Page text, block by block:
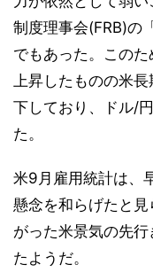
制度理事会(FRB)の
でもあった。この
上昇したものの米
下しており、ドル/
た。
米9月雇用統計は、
懸念を和らげたと
がった米景気の先
たようだ。